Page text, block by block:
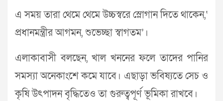
এ সময় তারা থেমে থেমে উচ্চস্বরে স্লোগান দিতে থাকেন,‘
প্রধানমন্ত্রীর আগমন, শুভেচ্ছা স্বাগতম’।
এলাকাবাসী বলছেন, খাল খননের ফলে তাদের পানির
সমস্যা অনেকাংশে কমে যাবে। এছাড়া ভবিষ্যতে সেচ ও
কৃষি উৎপাদন বৃদ্ধিতেও তা গুরুত্বপূর্ণ ভূমিকা রাখবে।